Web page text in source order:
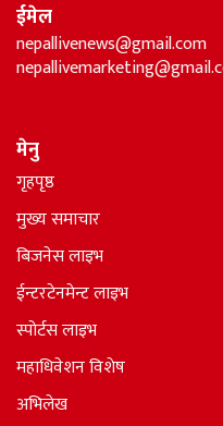
ईमेल
nepallivenews@gmail.com
मेनु
गृहपृष्ठ
मुख्य समाचार
बिजनेस लाइभ
ईन्टरटेनमेन्ट लाइभ
स्पोर्टस लाइभ
महाधिवेशन विशेष
अभिलेख